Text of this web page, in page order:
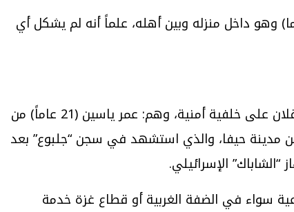
اقتحم الجيش الإسرائيلي بلدة سرطة قضاء سلفيت، وأعدم الشاب مصطفى طه مصطفى الخطيب (32 عاما) وهو داخل منزله وبين أهله، علماً أنه لم يشكل أي
وخلال حزيران الماضي، استشهد 3 مواطنين من المناطق المحتلة عام 1948 بينهم أسيران كانا في سجون الاحتلال معتقلان على خلفية أمنية، وهم: عمر ياسين (21 عاماً) من
بعد تنفيذه عملية اطلاق نار في مستوطنة “كوخاف يائير” وعماد راجح سرحان (47 عاماً) من مدينة حيفا، والذي استشهد في سجن “جلبوع” بعد
سواء في الضفة الغربية أو قطاع غزة خدمة